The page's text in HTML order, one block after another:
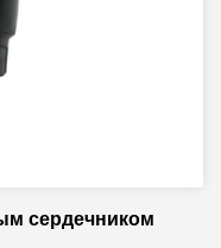
сердечником